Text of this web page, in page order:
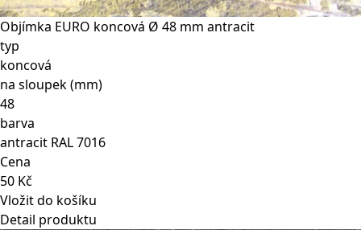
Objímka EURO koncová Ø 48 mm antracit
typ
koncová
na sloupek (mm)
48
barva
antracit RAL 7016
Cena
50 Kč
Vložit do košíku
Detail produktu